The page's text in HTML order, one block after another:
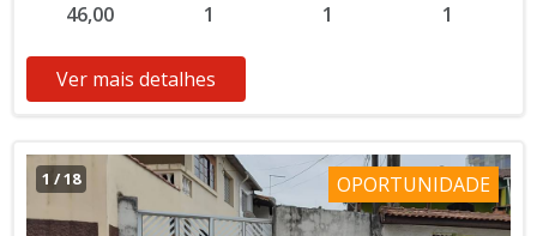
46,00
1
1
1
Ver mais detalhes
1 /18 OPORTUNIDADE